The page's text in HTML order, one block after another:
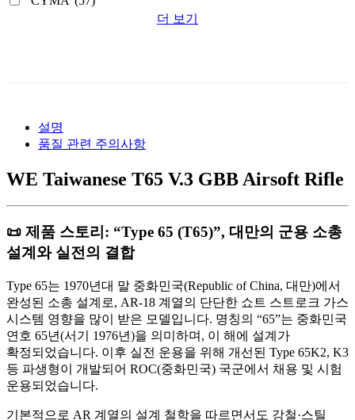
더 보기
설명
품질 관련 주의사항
WE Taiwanese T65 V.3 GBB Airsoft Rifle
📜 제품 스토리: “Type 65 (T65)”, 대만의 군용 소총
설계와 실전의 결합
Type 65는 1970년대 말 중화민국(Republic of China, 대만)에서
완성된 소총 설계로, AR-18 계열의 단단한 쇼트 스트로크 가스
시스템 영향을 많이 받은 모델입니다. 명칭의 “65”는 중화민국
연호 65년(서기 1976년)을 의미하며, 이 해에 설계가
확정되었습니다. 이후 실전 운용을 위해 개선된 Type 65K2, K3
등 파생형이 개발되어 ROC(중화민국) 국군에서 채용 및 시험
운용되었습니다.
기본적으로 AR 계열의 설계 철학을 따르면서도 강철·스틸